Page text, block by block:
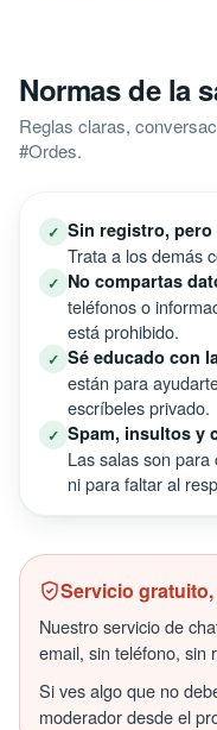
Normas de la
Reglas claras,
#Ordes.
✓ Sin registro, pero
Trata a los demás
✓ No compartas
teléfonos o
está prohibido.
✓ Sé educado con
están para
escríbeles privado.
✓ Spam, insultos y
Las salas son
ni para faltar al
Servicio
Nuestro servicio de
email, sin teléfono, sin
Si ves algo que no
moderador desde el